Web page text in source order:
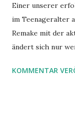
Einer unserer
im Teenageralter
Remake mit der
ändert sich nur
KOMMENTAR